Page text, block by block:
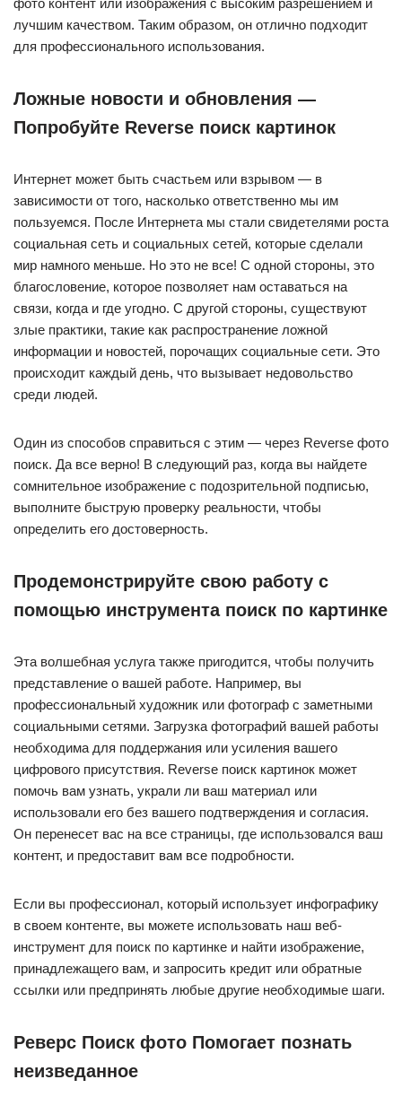
фото контент или изображения с высоким разрешением и
лучшим качеством. Таким образом, он отлично подходит
для профессионального использования.
Ложные новости и обновления —
Попробуйте Reverse поиск картинок
Интернет может быть счастьем или взрывом — в
зависимости от того, насколько ответственно мы им
пользуемся. После Интернета мы стали свидетелями роста
социальная сеть и социальных сетей, которые сделали
мир намного меньше. Но это не все! С одной стороны, это
благословение, которое позволяет нам оставаться на
связи, когда и где угодно. С другой стороны, существуют
злые практики, такие как распространение ложной
информации и новостей, порочащих социальные сети. Это
происходит каждый день, что вызывает недовольство
среди людей.
Один из способов справиться с этим — через Reverse фото
поиск. Да все верно! В следующий раз, когда вы найдете
сомнительное изображение с подозрительной подписью,
выполните быструю проверку реальности, чтобы
определить его достоверность.
Продемонстрируйте свою работу с
помощью инструмента поиск по картинке
Эта волшебная услуга также пригодится, чтобы получить
представление о вашей работе. Например, вы
профессиональный художник или фотограф с заметными
социальными сетями. Загрузка фотографий вашей работы
необходима для поддержания или усиления вашего
цифрового присутствия. Reverse поиск картинок может
помочь вам узнать, украли ли ваш материал или
использовали его без вашего подтверждения и согласия.
Он перенесет вас на все страницы, где использовался ваш
контент, и предоставит вам все подробности.
Если вы профессионал, который использует инфографику
в своем контенте, вы можете использовать наш веб-
инструмент для поиск по картинке и найти изображение,
принадлежащего вам, и запросить кредит или обратные
ссылки или предпринять любые другие необходимые шаги.
Реверс Поиск фото Помогает познать
неизведанное